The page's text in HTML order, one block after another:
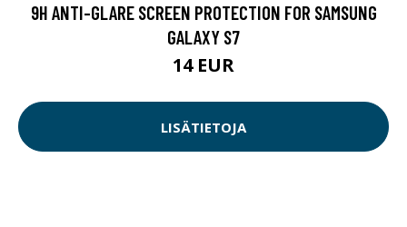
9H ANTI-GLARE SCREEN PROTECTION FOR SAMSUNG
GALAXY S7
14 EUR
LISÄTIETOJA